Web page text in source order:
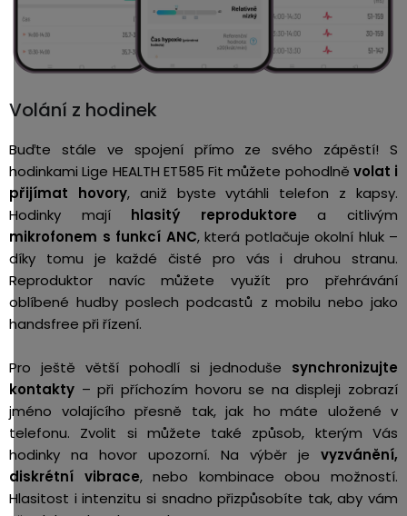
Volání z hodinek
Buďte stále ve spojení přímo ze svého zápěstí! S
hodinkami Lige HEALTH ET585 Fit můžete pohodlně volat i
přijímat hovory, aniž byste vytáhli telefon z kapsy.
Hodinky mají hlasitý reproduktore a citlivým
mikrofonem s funkcí ANC, která potlačuje okolní hluk –
díky tomu je každé čisté pro vás i druhou stranu.
Reproduktor navíc můžete využít pro přehrávání
oblíbené hudby poslech podcastů z mobilu nebo jako
handsfree při řízení.
Pro ještě větší pohodlí si jednoduše synchronizujte
kontakty – při příchozím hovoru se na displeji zobrazí
jméno volajícího přesně tak, jak ho máte uložené v
telefonu. Zvolit si můžete také způsob, kterým Vás
hodinky na hovor upozorní. Na výběr je vyzvánění,
diskrétní vibrace, nebo kombinace obou možností.
Hlasitost i intenzitu si snadno přizpůsobíte tak, aby vám